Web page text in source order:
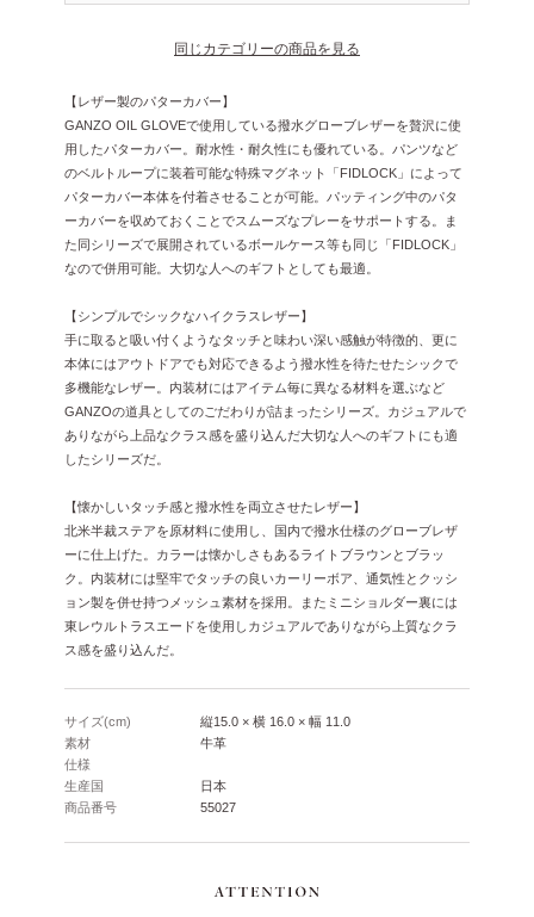
同じカテゴリーの商品を見る
【レザー製のパターカバー】
GANZO OIL GLOVEで使用している撥水グローブレザーを贅沢に使
用したパターカバー。耐水性・耐久性にも優れている。パンツなど
のベルトループに装着可能な特殊マグネット「FIDLOCK」によって
パターカバー本体を付着させることが可能。パッティング中のパタ
ーカバーを収めておくことでスムーズなプレーをサポートする。ま
た同シリーズで展開されているボールケース等も同じ「FIDLOCK」
なので併用可能。大切な人へのギフトとしても最適。
【シンプルでシックなハイクラスレザー】
手に取ると吸い付くようなタッチと味わい深い感触が特徴的、更に
本体にはアウトドアでも対応できるよう撥水性を待たせたシックで
多機能なレザー。内装材にはアイテム毎に異なる材料を選ぶなど
GANZOの道具としてのごだわりが詰まったシリーズ。カジュアルで
ありながら上品なクラス感を盛り込んだ大切な人へのギフトにも適
したシリーズだ。
【懐かしいタッチ感と撥水性を両立させたレザー】
北米半裁ステアを原材料に使用し、国内で撥水仕様のグローブレザ
ーに仕上げた。カラーは懐かしさもあるライトブラウンとブラッ
ク。内装材には堅牢でタッチの良いカーリーボア、通気性とクッシ
ョン製を併せ持つメッシュ素材を採用。またミニショルダー裏には
東レウルトラスエードを使用しカジュアルでありながら上質なクラ
ス感を盛り込んだ。
サイズ(cm)
縦15.0 × 横 16.0 × 幅 11.0
素材
牛革
仕様
生産国
日本
商品番号
55027